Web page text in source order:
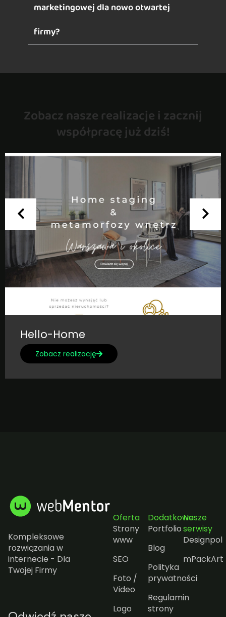
marketingowej dla nowo otwartej
firmy?
Zobacz nasze realizacje i zacznij
współpracę już dziś!
Hello-Home
Zobacz realizację
Kompleksowe
rozwiązania w
internecie - Dla
Twojej Firmy
Oferta
Strony
www
SEO
Foto /
Video
Logo
Dodatkowe
Portfolio
Blog
Polityka
prywatności
Regulamin
strony
Nasze
serwisy
Designpol
mPackArt